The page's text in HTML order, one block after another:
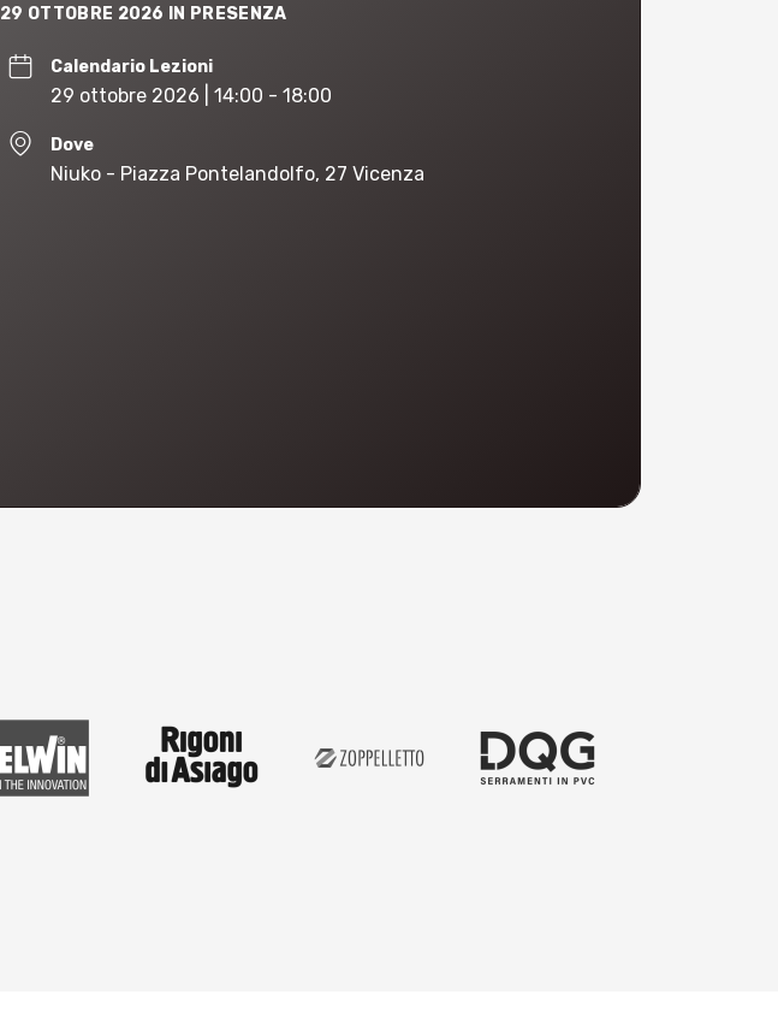
29 OTTOBRE 2026 IN PRESENZA
Calendario Lezioni
29 ottobre 2026 | 14:00 - 18:00
Dove
Niuko - Piazza Pontelandolfo, 27 Vicenza